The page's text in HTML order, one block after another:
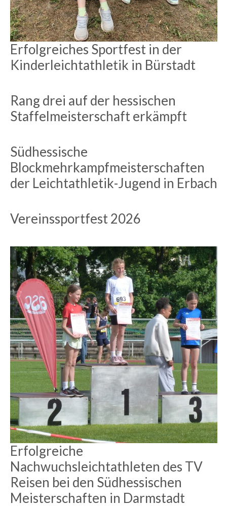
Erfolgreiches Sportfest in der
Kinderleichtathletik in Bürstadt
Rang drei auf der hessischen
Staffelmeisterschaft erkämpft
Südhessische
Blockmehrkampfmeisterschaften
der Leichtathletik-Jugend in Erbach
Vereinssportfest 2026
Erfolgreiche
Nachwuchsleichtathleten des TV
Reisen bei den Südhessischen
Meisterschaften in Darmstadt